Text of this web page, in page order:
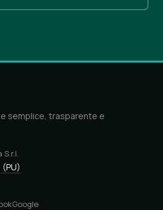
semplice, trasparente e
(PU)
Google